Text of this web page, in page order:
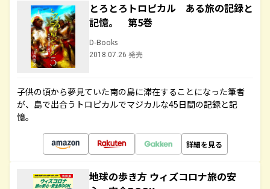
とろとろトロピカル ある旅の記録と
記憶。 第5巻
D-Books
2018.07.26 発売
子供の頃から夢見ていた南の島に滞在することになった筆者
が、島で出合うトロピカルでマジカルな45日間の記録と記
憶。
詳細を見る
地球の歩き方 ウィズコロナ旅の安